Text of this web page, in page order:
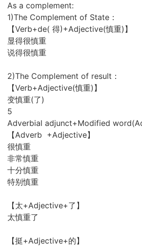
As a complement:
1)The Complement of State：
【Verb+de( 得)+Adjective(慎重)】
显得很慎重
说得很慎重
2)The Complement of result：
【Verb+Adjective(慎重)】
变慎重(了)
5
Adverbial adjunct+Modified
【Adverb +Adjective】
很慎重
非常慎重
十分慎重
特别慎重
【太+Adjective+了】
太慎重了
【挺+Adjective+的】